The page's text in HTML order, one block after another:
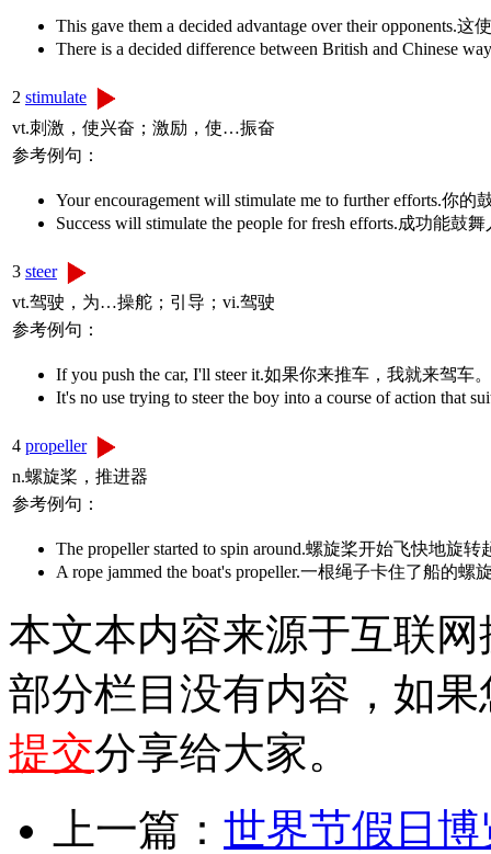
This gave them a decided advantage over their opponents.
There is a decided difference between British and
2 stimulate
vt.刺激，使兴奋；激励，使…振奋
参考例句：
Your encouragement will stimulate me to further efforts.你
Success will stimulate the people for fresh efforts.成功能鼓
3 steer
vt.驾驶，为…操舵；引导；vi.驾驶
参考例句：
If you push the car, I'll steer it.如果你来推车，我就来驾车。
It's no use trying to steer the boy into a course of action
4 propeller
n.螺旋桨，推进器
参考例句：
The propeller started to spin around.螺旋桨开始飞快地旋转
A rope jammed the boat's propeller.一根绳子卡住了船的螺
本文本内容来源于互联
部分栏目没有内容，如
提交分享给大家。
上一篇： 世界节假日